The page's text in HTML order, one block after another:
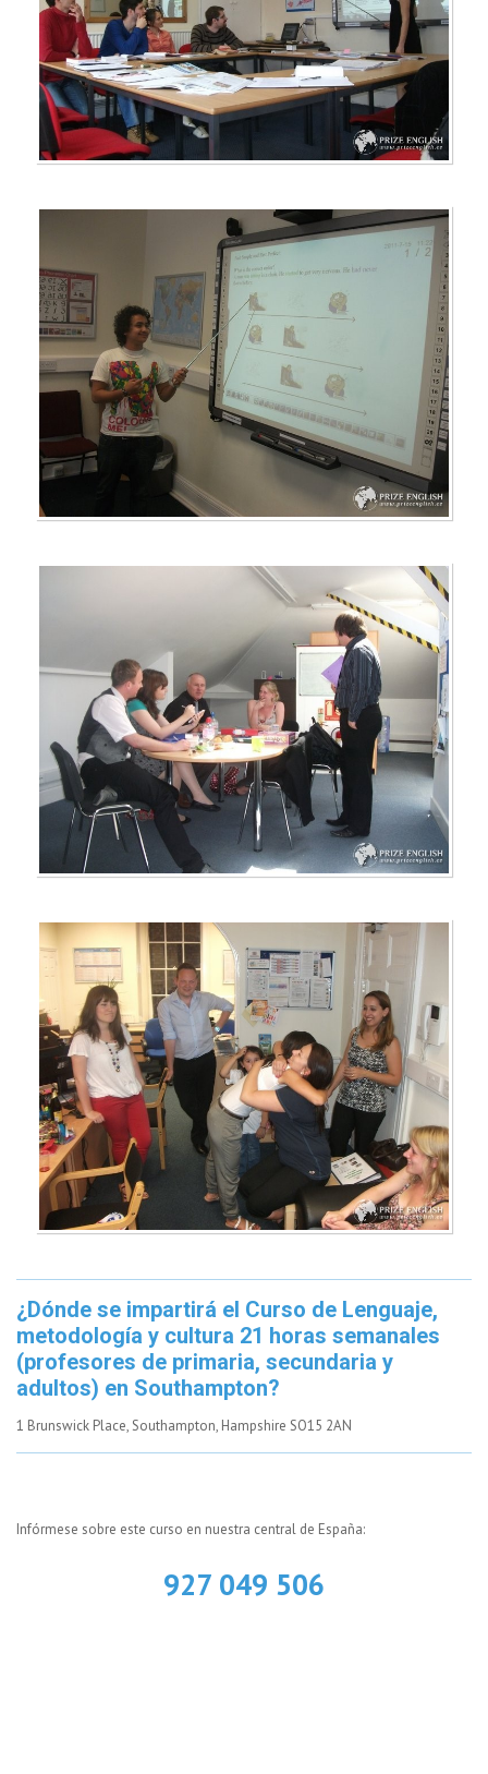
¿Dónde se impartirá el Curso de Lenguaje,
metodología y cultura 21 horas semanales
(profesores de primaria, secundaria y
adultos) en Southampton?
1 Brunswick Place, Southampton, Hampshire SO15 2AN
Infórmese sobre este curso en nuestra central de España:
927 049 506